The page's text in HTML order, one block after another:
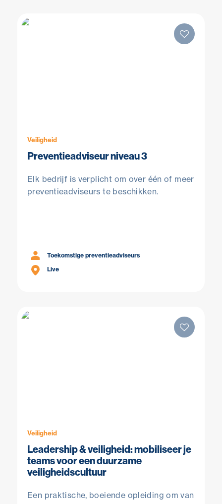
Veiligheid
Preventieadviseur niveau 3
Elk bedrijf is verplicht om over één of meer
preventieadviseurs te beschikken.
Toekomstige preventieadviseurs
Live
Veiligheid
Leadership & veiligheid: mobiliseer je
teams voor een duurzame
veiligheidscultuur
Een praktische, boeiende opleiding om van